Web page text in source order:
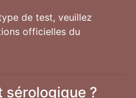
de test, veuillez
officielles du
sérologique ?